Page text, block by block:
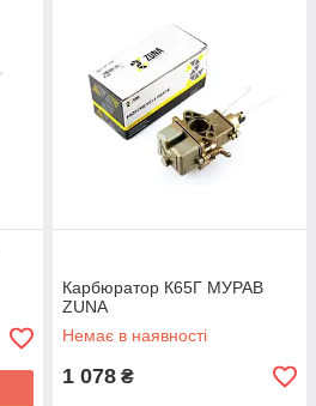
Карбюратор К65Г МУРАВ
ZUNA
Немає в наявності
1 078 ₴